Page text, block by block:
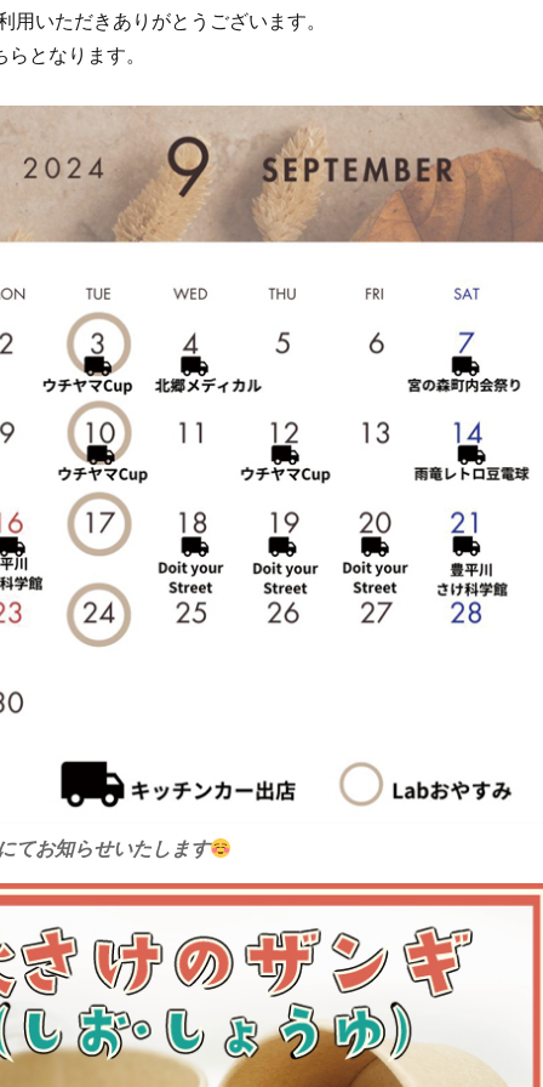
用いただきありがとうございます。
となります。
てお知らせいたします